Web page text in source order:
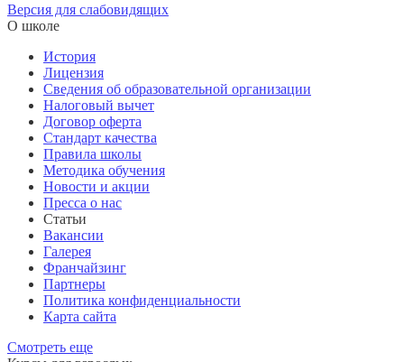
Версия для слабовидящих
О школе
История
Лицензия
Сведения об образовательной организации
Налоговый вычет
Договор оферта
Стандарт качества
Правила школы
Методика обучения
Новости и акции
Пресса о нас
Статьи
Вакансии
Галерея
Франчайзинг
Партнеры
Политика конфиденциальности
Карта сайта
Смотреть еще